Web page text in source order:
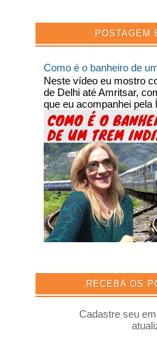
POSTAGEM
Como é o banheiro de
Neste vídeo eu mostro
de Delhi até Amritsar,
que eu acompanhei pela
RECEBA OS
Cadastre seu